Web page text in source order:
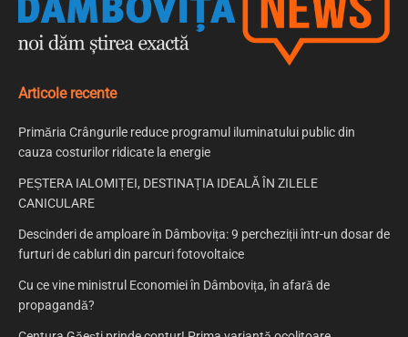
Articole recente
Primăria Crângurile reduce programul iluminatului public din
cauza costurilor ridicate la energie
PEȘTERA IALOMIȚEI, DESTINAȚIA IDEALĂ ÎN ZILELE
CANICULARE
Descinderi de amploare în Dâmbovița: 9 percheziții într-un dosar de
furturi de cabluri din parcuri fotovoltaice
Cu ce vine ministrul Economiei în Dâmbovița, în afară de
propagandă?